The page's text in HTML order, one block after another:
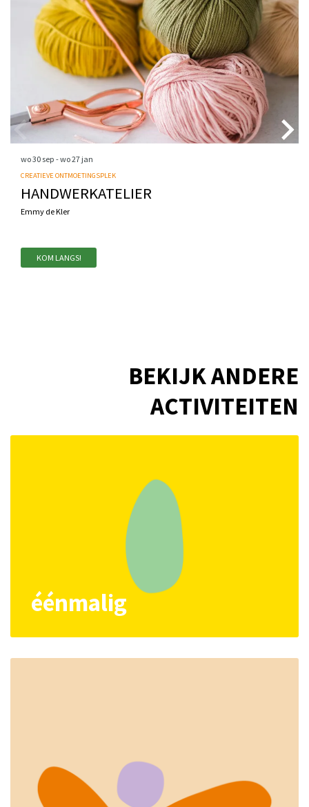
HANDWERKATELIER
Emmy de Kler
CREATIEVE ONTMOETINGSPLEK
wo 30 sep -wo 27 jan
KOM LANGS!
BEKIJK ANDERE
ACTIVITEITEN
éénmalig